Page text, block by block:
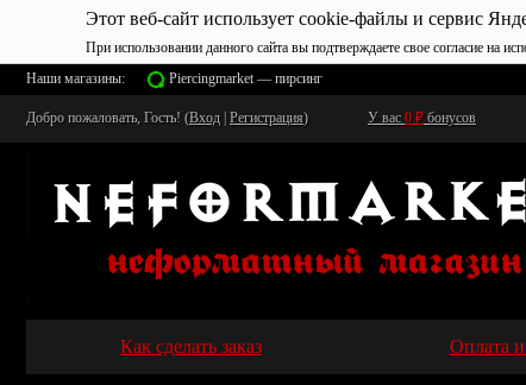
Этот веб-сайт использует cookie-файлы и сервис
При использовании данного сайта вы подтверждаете свое согласие на
Наши магазины: Piercingmarket — пирсинг
Добро пожаловать, Гость! (Вход Регистрация) У вас 0 ₽ бонусов
Как сделать заказ Оплата и